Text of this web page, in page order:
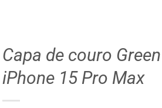
Capa de couro
iPhone 15 Pro Max